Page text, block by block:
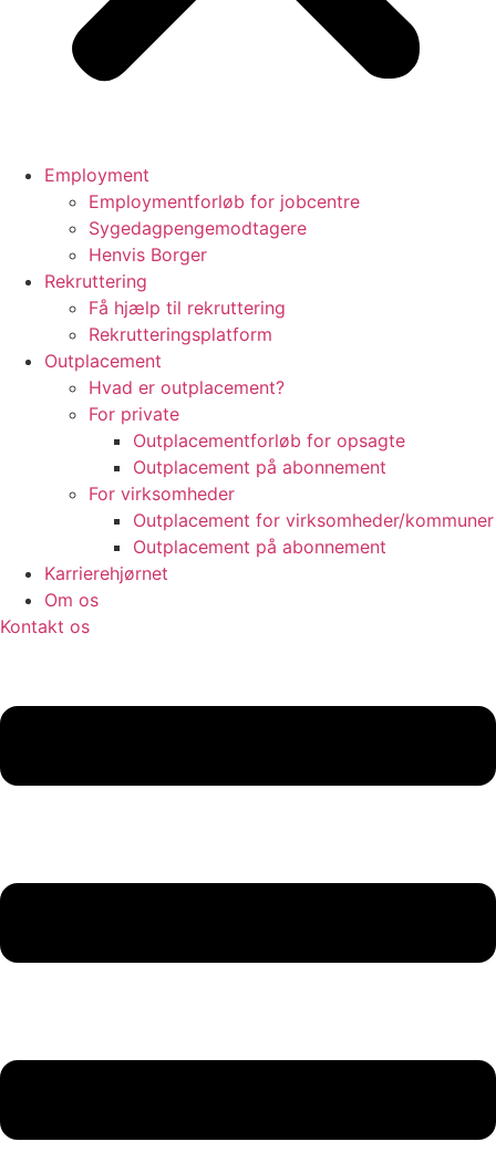
Employment
Employmentforløb for jobcentre
Sygedagpengemodtagere
Henvis Borger
Rekruttering
Få hjælp til rekruttering
Rekrutteringsplatform
Outplacement
Hvad er outplacement?
For private
Outplacementforløb for opsagte
Outplacement på abonnement
For virksomheder
Outplacement for virksomheder/kommuner
Outplacement på abonnement
Karrierehjørnet
Om os
Kontakt os